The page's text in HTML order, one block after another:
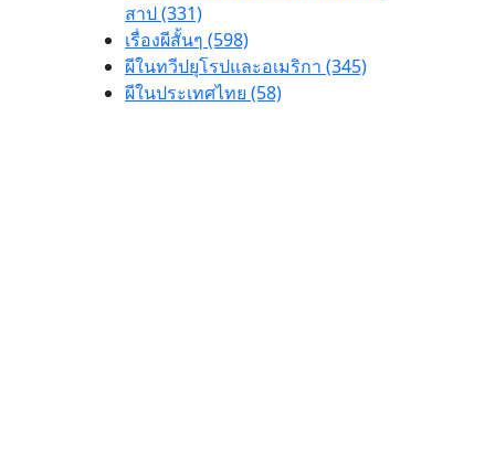
สาป (331)
เรื่องผีสั้นๆ (598)
ผีในทวีปยุโรปและอเมริกา (345)
ผีในประเทศไทย (58)